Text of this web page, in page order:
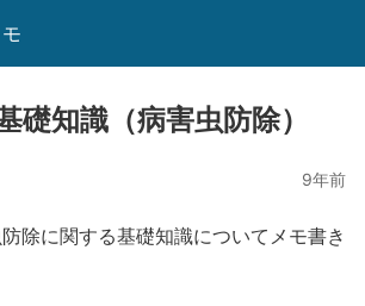
礎知識（病害虫防除）
9年前
除に関する基礎知識についてメモ書き